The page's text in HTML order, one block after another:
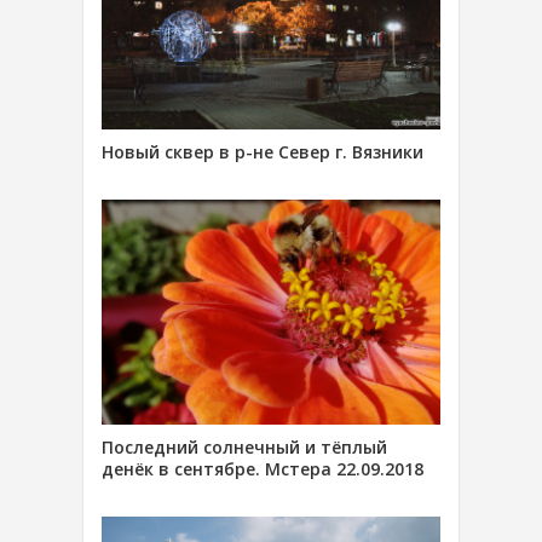
Новый сквер в р-не Север г. Вязники
Последний солнечный и тёплый
денёк в сентябре. Мстера 22.09.2018